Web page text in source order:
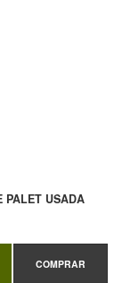
USADA
COMPRAR